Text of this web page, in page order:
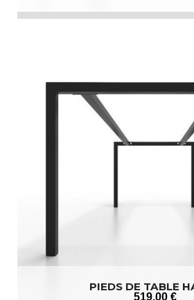
PIEDS DE TABLE
519.00 €